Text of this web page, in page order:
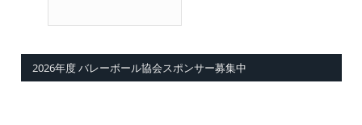
2026年度 バレーボール協会スポンサー募集中